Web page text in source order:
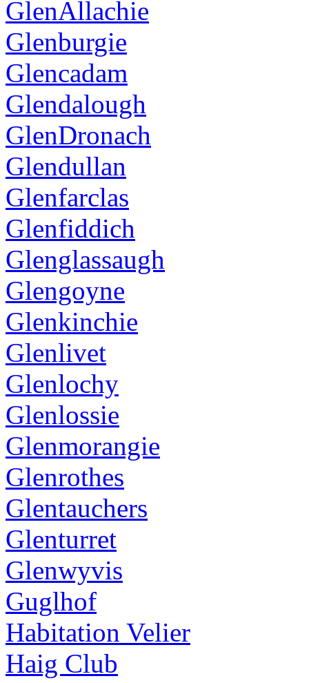
GlenAllachie
Glenburgie
Glencadam
Glendalough
GlenDronach
Glendullan
Glenfarclas
Glenfiddich
Glenglassaugh
Glengoyne
Glenkinchie
Glenlivet
Glenlochy
Glenlossie
Glenmorangie
Glenrothes
Glentauchers
Glenturret
Glenwyvis
Guglhof
Habitation Velier
Haig Club